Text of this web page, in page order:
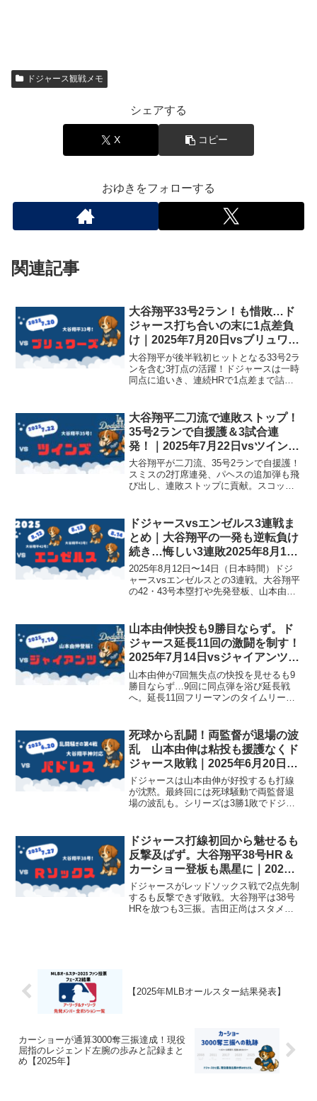
ドジャース観戦メモ
シェアする
X コピー
おゆきをフォローする
関連記事
大谷翔平33号2ラン！も惜敗…ド
ジャース打ち合いの末に1点差負
け｜2025年7月20日vsブリュワー
ズ第2戦
大谷翔平が後半戦初ヒットとなる33号2ラ
ンを含む3打点の活躍！ドジャースは一時
同点に追いき、連続HRで1点差まで詰め
大谷翔平二刀流で連敗ストップ！
35号2ランで自援護＆3試合連
発！｜2025年7月22日vsツインズ
第1戦
大谷翔平が二刀流、35号2ランで自援護！
スミスの2打席連発、パヘスの追加弾も飛
び出し、連敗ストップに貢献。スコット
ドジャースvsエンゼルス3連戦ま
とめ｜大谷翔平の一発も逆転負け
続き…悔しい3連敗2025年8月12
日~14日
2025年8月12日〜14日（日本時間）ドジ
ャースvsエンゼルスとの3連戦。大谷翔平
の42・43号本塁打や先発登板、山本由伸
メモです。
山本由伸快投も9勝目ならず。ド
ジャース延長11回の激闘を制す！
2025年7月14日vsジャイアンツ第
3戦
山本由伸が7回無失点の快投を見せるも9
勝目ならず…9回に同点弾を浴び延長戦
へ。延長11回フリーマンのタイムリーで
時間）の観戦メモです。
死球から乱闘！両監督が退場の波
乱 山本由伸は粘投も援護なくド
ジャース敗戦｜2025年6月20日
vs パドレス第4戦
ドジャースは山本由伸が好投するも打線
が沈黙。最終回には死球騒動で両監督退
場の波乱も。シリーズは3勝1敗でドジャ
ドジャース打線初回から魅せるも
反撃及ばず。大谷翔平38号HR＆
カーショー登板も黒星に｜2025
年7月27日vsＲソックス第2戦
ドジャースがレッドソックス戦で2点先制
するも反撃できず敗戦。大谷翔平は38号
HRを放つも3三振。吉田正尚はスタメン
【2025年MLBオールスター結果発表】
カーショーが通算3000奪三振達成！現役
屈指のレジェンド左腕の歩みと記録まと
め【2025年】